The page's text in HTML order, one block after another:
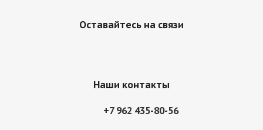
Оставайтесь на связи
Наши контакты
+7 962 435-80-56